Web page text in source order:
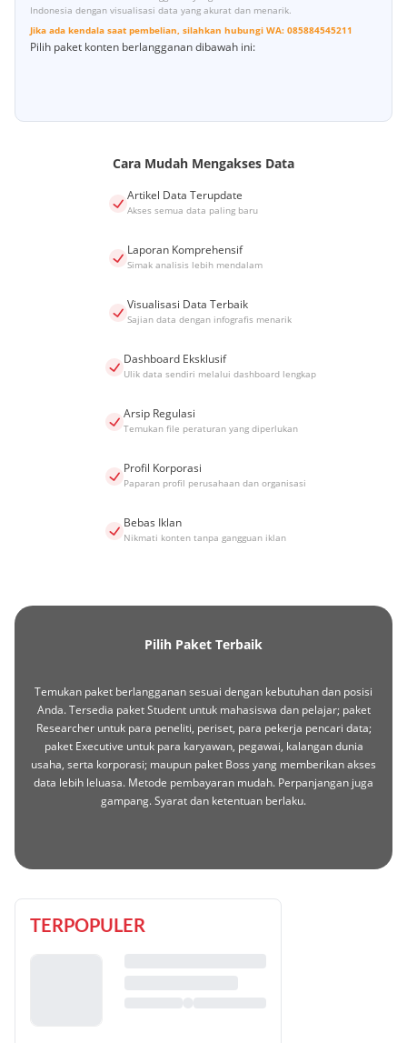
Indonesia dengan visualisasi data yang akurat dan menarik.
Jika ada kendala saat pembelian, silahkan hubungi WA: 085884545211
Pilih paket konten berlangganan dibawah ini:
Cara Mudah Mengakses Data
Artikel Data Terupdate
Akses semua data paling baru
Laporan Komprehensif
Simak analisis lebih mendalam
Visualisasi Data Terbaik
Sajian data dengan infografis menarik
Dashboard Eksklusif
Ulik data sendiri melalui dashboard lengkap
Arsip Regulasi
Temukan file peraturan yang diperlukan
Profil Korporasi
Paparan profil perusahaan dan organisasi
Bebas Iklan
Nikmati konten tanpa gangguan iklan
Pilih Paket Terbaik
Temukan paket berlangganan sesuai dengan kebutuhan dan posisi
Anda. Tersedia paket Student untuk mahasiswa dan pelajar; paket
Researcher untuk para peneliti, periset, para pekerja pencari data;
paket Executive untuk para karyawan, pegawai, kalangan dunia
usaha, serta korporasi; maupun paket Boss yang memberikan akses
data lebih leluasa. Metode pembayaran mudah. Perpanjangan juga
gampang. Syarat dan ketentuan berlaku.
TERPOPULER